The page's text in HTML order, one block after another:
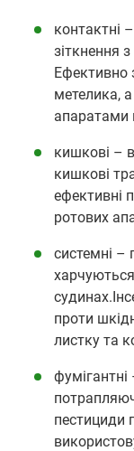
контактні
зіткнення
Ефективно
метелика,
апаратами
кишкові –
кишкові
ефективні
ротових
системні –
проти
листку та
пестициди